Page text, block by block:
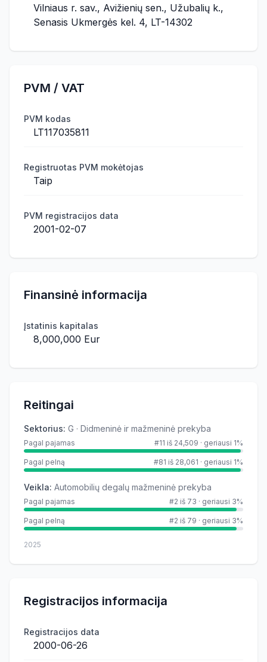
Vilniaus r. sav., Avižienių sen., Užubalių k.,
Senasis Ukmergės kel. 4, LT-14302
PVM / VAT
PVM kodas
LT117035811
Registruotas PVM mokėtojas
Taip
PVM registracijos data
2001-02-07
Finansinė informacija
Įstatinis kapitalas
8,000,000 Eur
Reitingai
Sektorius: G · Didmeninė ir mažmeninė prekyba
Pagal pajamas #11 iš 24,509 · geriausi 1%
Pagal pelną #81 iš 28,061 · geriausi 1%
Veikla: Automobilių degalų mažmeninė prekyba
Pagal pajamas #2 iš 73 · geriausi 3%
Pagal pelną #2 iš 79 · geriausi 3%
2025
Registracijos informacija
Registracijos data
2000-06-26